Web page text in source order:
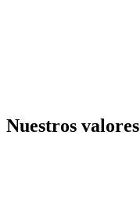
Nuestros valores